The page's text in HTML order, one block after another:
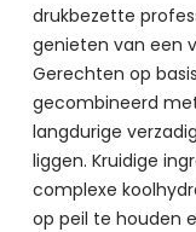
drukbezette
genieten van een
Gerechten op
gecombineerd
langdurige
liggen. Kruidige
complexe
op peil te houden